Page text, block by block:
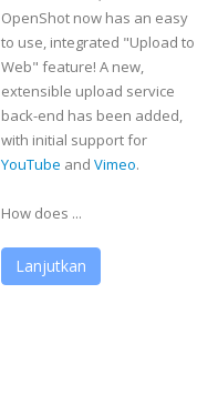
OpenShot now has an easy
to use, integrated "Upload to
Web" feature! A new,
extensible upload service
back-end has been added,
with initial support for
YouTube and Vimeo.
How does ...
Lanjutkan